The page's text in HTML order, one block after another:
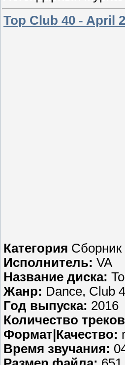
Top Club 40 - April
Категория Сборник
Исполнитель: VA
Название диска:
Жанр: Dance, Club
Год выпуска: 2016
Количество
Формат|Качество:
Время звучания: